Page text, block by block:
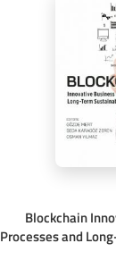
Blockchain
Processes and